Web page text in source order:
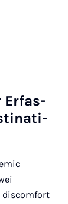
Er­fas­
discomfort